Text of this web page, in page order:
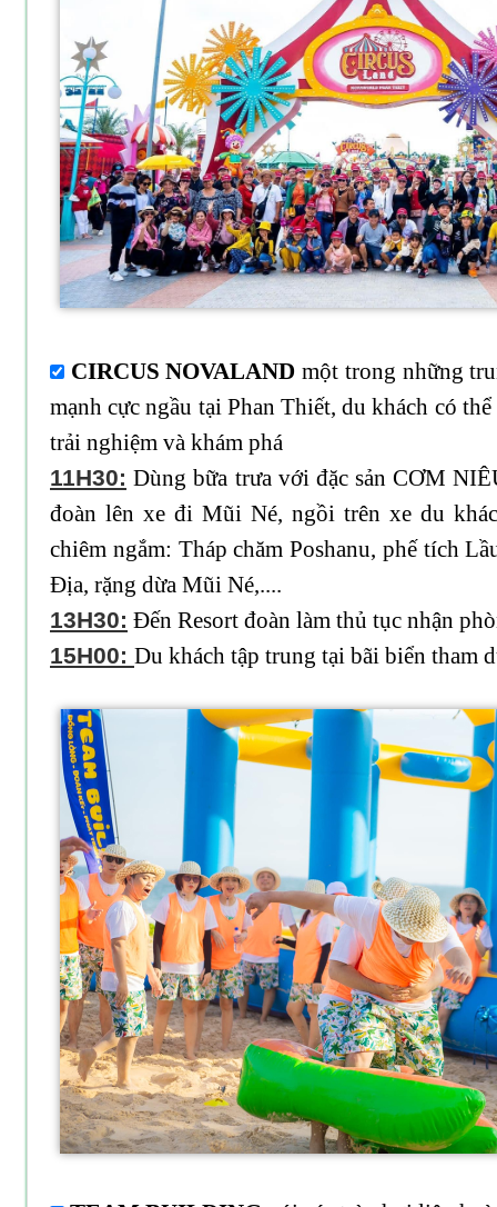
CIRCUS NOVALANDmột trong những
mạnh cực ngầu tại Phan Thiết, du khách có
trải nghiệm và khám phá
11H30: Dùng bữa trưa với đặc sản CƠM
đoàn lên xe đi Mũi Né, ngồi trên xe du
chiêm ngắm: Tháp chăm Poshanu, phế tích
Địa, rặng dừa Mũi Né,....
13H30: Đến Resort đoàn làm thủ tục nhận
15H00: Du khách tập trung tại bãi biển tham